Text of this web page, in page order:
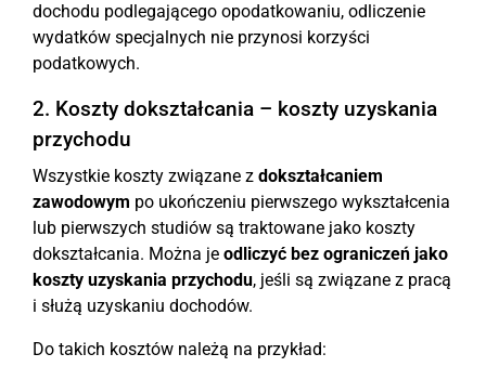
dochodu podlegającego opodatkowaniu, odliczenie
wydatków specjalnych nie przynosi korzyści
podatkowych.
2. Koszty dokształcania – koszty uzyskania
przychodu
Wszystkie koszty związane z dokształcaniem
zawodowym po ukończeniu pierwszego wykształcenia
lub pierwszych studiów są traktowane jako koszty
dokształcania. Można je odliczyć bez ograniczeń jako
koszty uzyskania przychodu, jeśli są związane z pracą
i służą uzyskaniu dochodów.
Do takich kosztów należą na przykład: